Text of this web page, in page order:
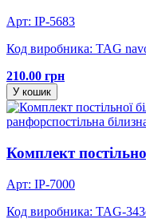
Арт: IP-5683
Код виробника: TAG
210.00 грн
У кошик
ранфорспостільна
Комплект
Арт: IP-7000
Код виробника: TAG-